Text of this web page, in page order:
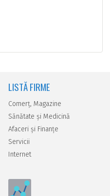
LISTĂ FIRME
Comerţ, Magazine
Sănătate şi Medicină
Afaceri şi Finanţe
Servicii
Internet